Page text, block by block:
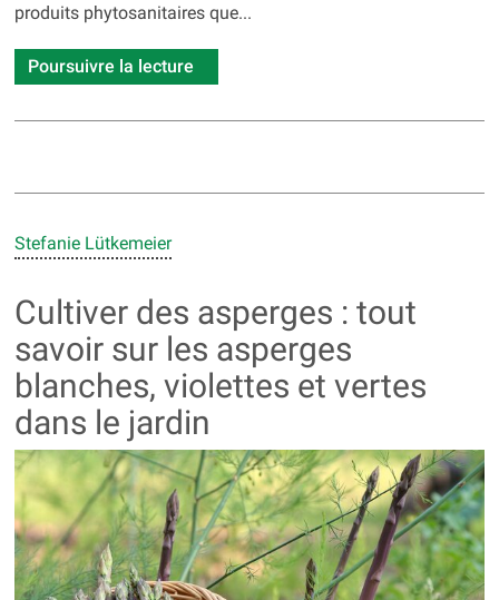
produits phytosanitaires que...
Poursuivre la lecture
Stefanie Lütkemeier
Cultiver des asperges : tout
savoir sur les asperges
blanches, violettes et vertes
dans le jardin